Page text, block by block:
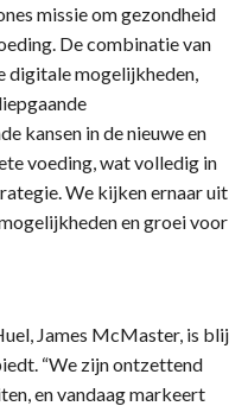
missie om gezondheid
De combinatie van
digitale mogelijkheden,
kansen in de nieuwe en
voeding, wat volledig in
We kijken ernaar uit
en groei voor
James McMaster, is blij
“We zijn ontzettend
en vandaag markeert